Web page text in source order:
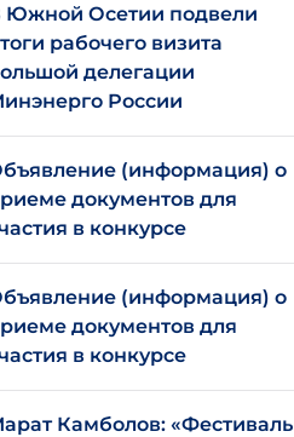
Южной Осетии подвели
рабочего визита
делегации
России
(информация) о
документов для
в конкурсе
(информация) о
документов для
в конкурсе
Камболов: «Фестиваль